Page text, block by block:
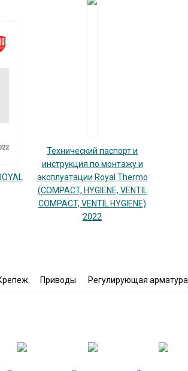
Технический паспорт и
инструкция по монтажу и
эксплуатации Royal Thermo
(COMPACT, HYGIENE, VENTIL
COMPACT, VENTIL HYGIENE)
2022
Приводы Регулирующая арматура